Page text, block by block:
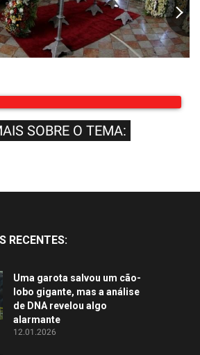
SOBRE O TEMA:
RECENTES:
Uma garota salvou um cão-
lobo gigante, mas a análise
de DNA revelou algo
alarmante
12.01.2026